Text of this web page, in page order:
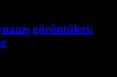
görüntüleri: